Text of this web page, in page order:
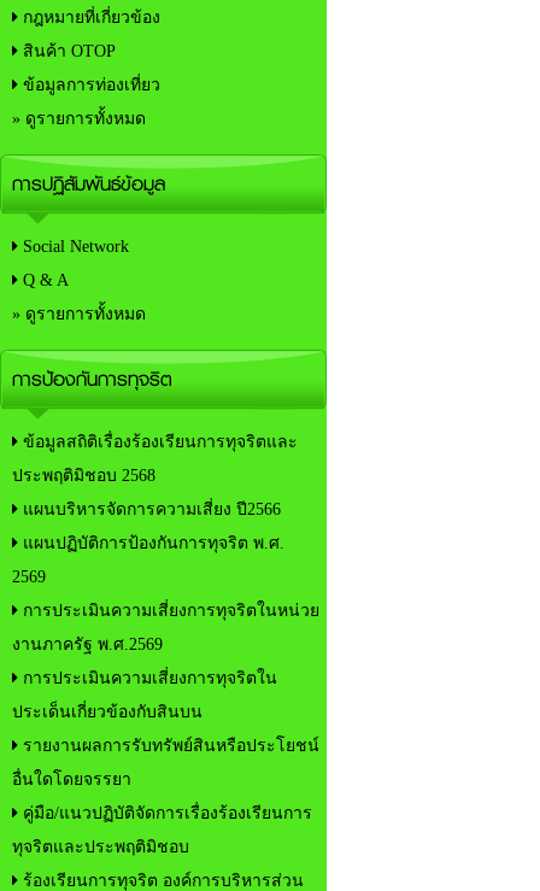
กฎหมายที่เกี่ยวข้อง
สินค้า OTOP
ข้อมูลการท่องเที่ยว
» ดูรายการทั้งหมด
การปฏิสัมพันธ์ข้อมูล
Social Network
Q & A
» ดูรายการทั้งหมด
การป้องกันการทุจริต
ข้อมูลสถิติเรื่องร้องเรียนการทุจริตและ
ประพฤติมิชอบ 2568
แผนบริหารจัดการความเสี่ยง ปี2566
แผนปฏิบัติการป้องกันการทุจริต พ.ศ.
2569
การประเมินความเสี่ยงการทุจริตในหน่วย
งานภาครัฐ พ.ศ.2569
การประเมินความเสี่ยงการทุจริตใน
ประเด็นเกี่ยวข้องกับสินบน
รายงานผลการรับทรัพย์สินหรือประโยชน์
อื่นใดโดยจรรยา
คู่มือ/แนวปฏิบัติจัดการเรื่องร้องเรียนการ
ทุจริตและประพฤติมิชอบ
ร้องเรียนการทุจริต องค์การบริหารส่วน